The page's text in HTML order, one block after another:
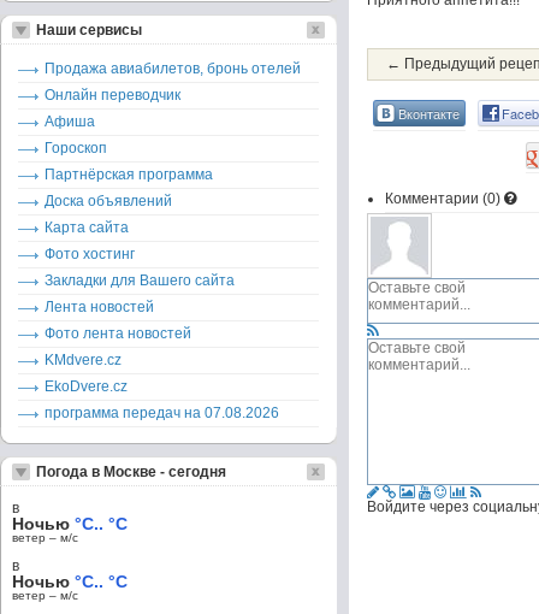
← Предыдущий
Вконтакте
Комментарии (0)
Войдите через
Наши сервисы
Продажа авиабилетов, бронь отелей
Онлайн переводчик
Афиша
Гороскоп
Партнёрская программа
Доска объявлений
Карта сайта
Фото хостинг
Закладки для Вашего сайта
Лента новостей
Фото лента новостей
KMdvere.cz
EkoDvere.cz
программа передач на 07.08.2026
Погода в Москве - сегодня
в
Ночью °C.. °C
ветер – м/c
в
Ночью °C.. °C
ветер – м/c